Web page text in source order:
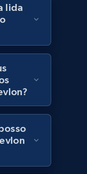
name, and
agora
category
Other pn,
name, and
lida